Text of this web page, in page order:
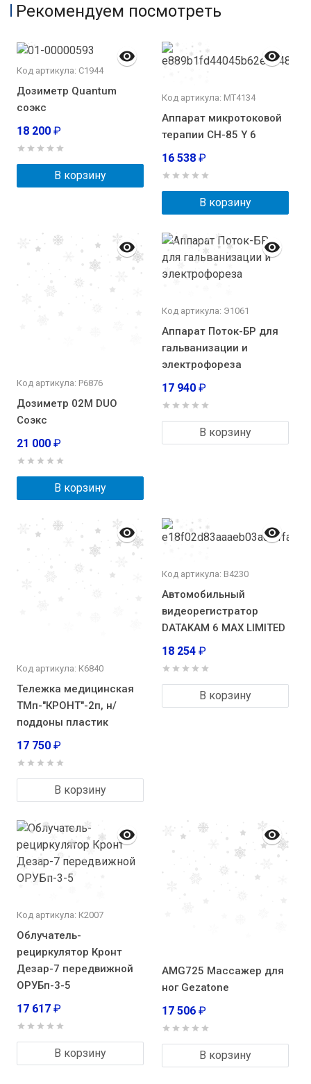
Рекомендуем посмотреть
Код артикула: С1944
Дозиметр Quantum
соэкс
18 200 ₽
В корзину
Код артикула: МТ4134
Аппарат микротоковой
терапии CH-85 Y 6
16 538 ₽
В корзину
Код артикула: Р6876
Дозиметр 02M DUO
Соэкс
21 000 ₽
В корзину
Код артикула: Э1061
Аппарат Поток-БР для
гальванизации и
электрофореза
17 940 ₽
В корзину
Код артикула: К6840
Тележка медицинская
ТМп-"КРОНТ"-2п, н/
поддоны пластик
17 750 ₽
В корзину
Код артикула: В4230
Автомобильный
видеорегистратор
DATAKAM 6 MAX LIMITED
18 254 ₽
В корзину
Код артикула: К2007
Облучатель-
рециркулятор Кронт
Дезар-7 передвижной
ОРУБп-3-5
17 617 ₽
В корзину
AMG725 Массажер для
ног Gezatone
17 506 ₽
В корзину